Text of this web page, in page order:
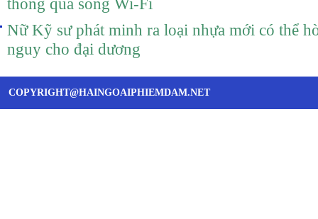
Nữ Kỹ sư phát minh ra loại nhựa mới có thể
nguy cho đại dương
COPYRIGHT@HAINGOAIPHIEMDAM.NET